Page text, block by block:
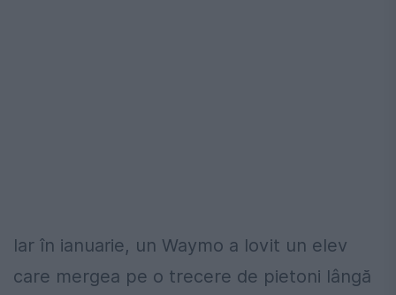
Iar în ianuarie, un Waymo a lovit un elev
care mergea pe o trecere de pietoni lângă